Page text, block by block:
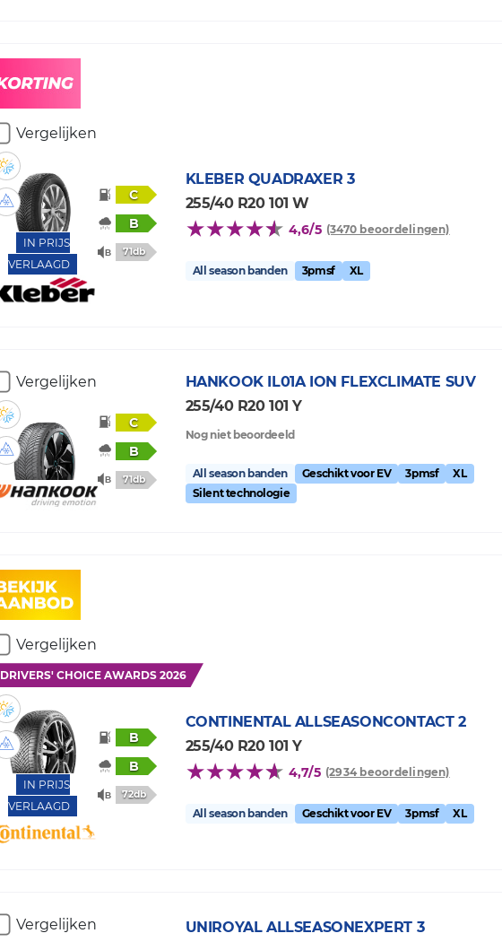
Vergelijken
IN PRIJS
VERLAAGD
C
B
71db
KLEBER QUADRAXER 3
255/40 R20 101 W
4,6/5 (3470 beoordelingen)
All season banden 3pmsf XL
Vergelijken
C
B
71db
HANKOOK
IL01A ION FLEXCLIMATE SUV
255/40 R20 101 Y
Nog niet beoordeeld
All season banden Geschikt voor EV 3pmsf
XL
Silent technologie
Vergelijken
DRIVERS' CHOICE AWARDS 2026
IN PRIJS
VERLAAGD
B
B
72db
CONTINENTAL ALLSEASONCONTACT 2
255/40 R20 101 Y
4,7/5 (2934 beoordelingen)
All season banden Geschikt voor EV 3pmsf XL
Vergelijken UNIROYAL ALLSEASONEXPERT 3